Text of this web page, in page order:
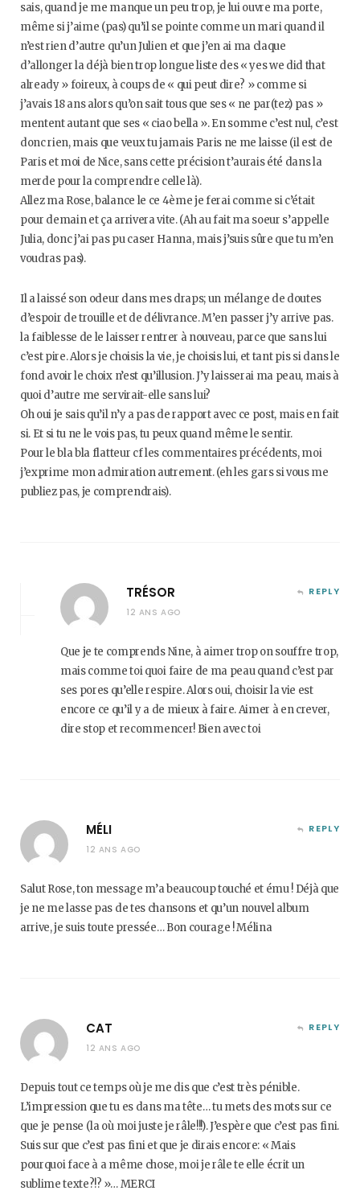
sais, quand je me manque un peu trop, je lui ouvre ma porte,
même si j’aime (pas) qu’il se pointe comme un mari quand il
n’est rien d’autre qu’un Julien et que j’en ai ma claque
d’allonger la déjà bien trop longue liste des « yes we did that
already » foireux, à coups de « qui peut dire? » comme si
j’avais 18 ans alors qu’on sait tous que ses « ne par(tez) pas »
mentent autant que ses « ciao bella ». En somme c’est nul, c’est
donc rien, mais que veux tu jamais Paris ne me laisse (il est de
Paris et moi de Nice, sans cette précision t’aurais été dans la
merde pour la comprendre celle là).
Allez ma Rose, balance le ce 4ème je ferai comme si c’était
pour demain et ça arrivera vite. (Ah au fait ma soeur s’appelle
Julia, donc j’ai pas pu caser Hanna, mais j’suis sûre que tu m’en
voudras pas).
Il a laissé son odeur dans mes draps; un mélange de doutes
d’espoir de trouille et de délivrance. M’en passer j’y arrive pas.
la faiblesse de le laisser rentrer à nouveau, parce que sans lui
c’est pire. Alors je choisis la vie, je choisis lui, et tant pis si dans le
fond avoir le choix n’est qu’illusion. J’y laisserai ma peau, mais à
quoi d’autre me servirait-elle sans lui?
Oh oui je sais qu’il n’y a pas de rapport avec ce post, mais en fait
si. Et si tu ne le vois pas, tu peux quand même le sentir.
Pour le bla bla flatteur cf les commentaires précédents, moi
j’exprime mon admiration autrement. (eh les gars si vous me
publiez pas, je comprendrais).
TRÉSOR
12 ANS AGO
REPLY
Que je te comprends Nine, à aimer trop on souffre trop,
mais comme toi quoi faire de ma peau quand c’est par
ses pores qu’elle respire. Alors oui, choisir la vie est
encore ce qu’il y a de mieux à faire. Aimer à en crever,
dire stop et recommencer! Bien avec toi
MÉLI
12 ANS AGO
REPLY
Salut Rose, ton message m’a beaucoup touché et ému ! Déjà que
je ne me lasse pas de tes chansons et qu’un nouvel album
arrive, je suis toute pressée… Bon courage ! Mélina
CAT
12 ANS AGO
REPLY
Depuis tout ce temps où je me dis que c’est très pénible.
L’impression que tu es dans ma tête… tu mets des mots sur ce
que je pense (la où moi juste je râle!!!). J’espère que c’est pas fini.
Suis sur que c’est pas fini et que je dirais encore: « Mais
pourquoi face à a même chose, moi je râle te elle écrit un
sublime texte?!? »… MERCI